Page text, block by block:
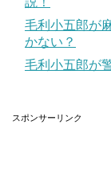
毛利小五郎が
かない？
毛利小五郎が
スポンサーリンク